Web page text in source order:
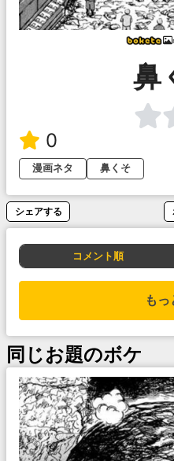
鼻
0
漫画ネタ
鼻くそ
シェアする
コメント順
もっ
同じお題のボケ